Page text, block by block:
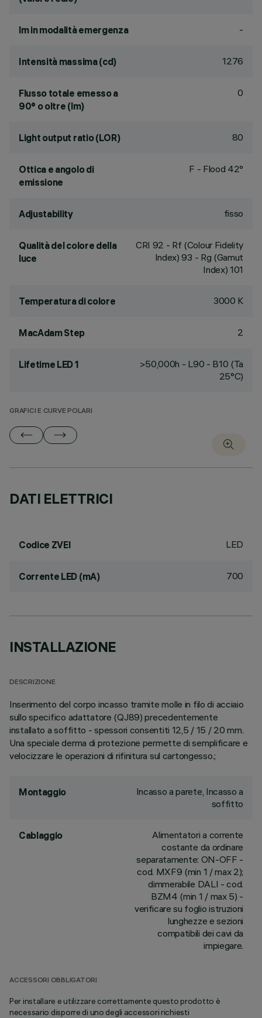
lm in modalità emergenza -
Intensità massima (cd) 1276
Flusso totale emesso a
90° o oltre (lm)
0
Light output ratio (LOR) 80
Ottica e angolo di
emissione
F - Flood 42°
Adjustability fisso
Qualità del colore della
luce
CRI 92 - Rf (Colour Fidelity
Index) 93 - Rg (Gamut
Index) 101
Temperatura di colore 3000 K
MacAdam Step 2
Lifetime LED 1
>50,000h - L90 - B10 (Ta
25°C)
GRAFICI E CURVE POLARI
DATI ELETTRICI
Codice ZVEI LED
Corrente LED (mA) 700
INSTALLAZIONE
DESCRIZIONE
Inserimento del corpo incasso tramite molle in filo di acciaio
sullo specifico adattatore (QJ89) precedentemente
installato a soffitto - spessori consentiti 12,5 / 15 / 20 mm.
Una speciale derma di protezione permette di semplificare e
velocizzare le operazioni di rifinitura sul cartongesso.;
Montaggio
Incasso a parete, Incasso a
soffitto
Cablaggio
Alimentatori a corrente
costante da ordinare
separatamente: ON-OFF -
cod. MXF9 (min 1 / max 2);
dimmerabile DALI - cod.
BZM4 (min 1 / max 5) -
verificare su foglio istruzioni
lunghezze e sezioni
compatibili dei cavi da
impiegare.
ACCESSORI OBBLIGATORI
Per installare e utilizzare correttamente questo prodotto è
necessario disporre di uno degli accessori richiesti